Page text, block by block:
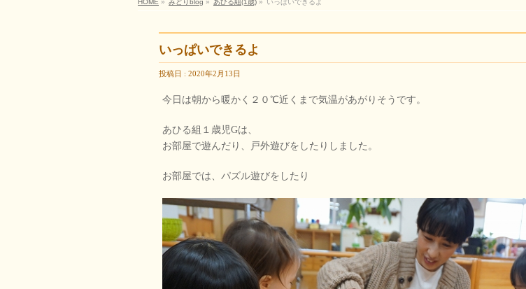
HOME » みどりblog » あひる組(1歳) » いっぱいできるよ
いっぱいできるよ
投稿日 : 2020年2月13日
今日は朝から暖かく２０℃近くまで気温があがりそうです。
あひる組１歳児Gは、
お部屋で遊んだり、戸外遊びをしたりしました。
お部屋では、パズル遊びをしたり